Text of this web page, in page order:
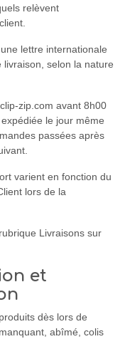
relèvent
lettre internationale
selon la nature
zip.com avant 8h00
le jour même
passées après
varient en fonction du
lors de la
Livraisons sur
et
dès lors de
abîmé, colis